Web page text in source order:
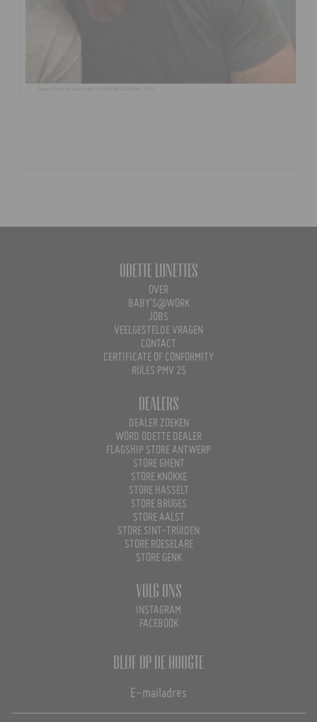
Odette Lunettes
OVER
BABY'S@WORK
JOBS
VEELGESTELDE VRAGEN
CONTACT
CERTIFICATE OF CONFORMITY
RULES PMV 25
Dealers
DEALER ZOEKEN
WORD ODETTE DEALER
FLAGSHIP STORE ANTWERP
STORE GHENT
STORE KNOKKE
STORE HASSELT
STORE BRUGES
STORE AALST
STORE SINT-TRUIDEN
STORE ROESELARE
STORE GENK
Volg ons
INSTAGRAM
FACEBOOK
Blijf op de hoogte